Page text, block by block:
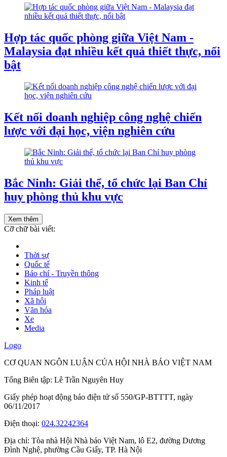
Hợp tác quốc phòng giữa Việt Nam -
Malaysia đạt nhiều kết quả thiết thực, nổi
bật
Kết nối doanh nghiệp công nghệ chiến
lược với đại học, viện nghiên cứu
Bắc Ninh: Giải thể, tổ chức lại Ban Chỉ
huy phòng thủ khu vực
Xem thêm
Cỡ chữ bài viết:
Thời sự
Quốc tế
Báo chí - Truyền thông
Kinh tế
Pháp luật
Xã hội
Văn hóa
Xe
Media
Logo
CƠ QUAN NGÔN LUẬN CỦA HỘI NHÀ BÁO VIỆT NAM
Tổng Biên tập: Lê Trần Nguyên Huy
Giấy phép hoạt động báo điện tử số 550/GP-BTTTT, ngày
06/11/2017
Điện thoại: 024.32242364
Địa chỉ: Tòa nhà Hội Nhà báo Việt Nam, lô E2, đường Dương
Đình Nghệ, phường Cầu Giấy, TP. Hà Nội